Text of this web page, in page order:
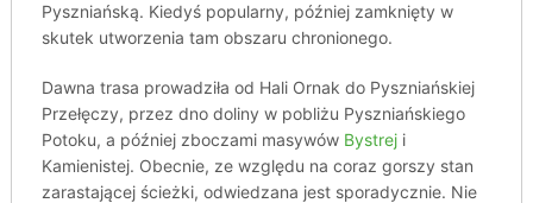
Pyszniańską. Kiedyś popularny, później zamknięty w
skutek utworzenia tam obszaru chronionego.
Dawna trasa prowadziła od Hali Ornak do Pyszniańskiej
Przełęczy, przez dno doliny w pobliżu Pyszniańskiego
Potoku, a później zboczami masywów Bystreji
Kamienistej. Obecnie, ze względu na coraz gorszy stan
zarastającej ścieżki, odwiedzana jest sporadycznie. Nie